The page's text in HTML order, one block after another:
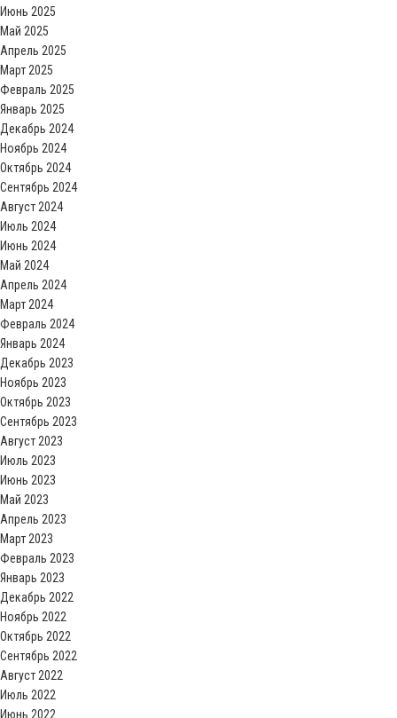
Июнь 2025
Май 2025
Апрель 2025
Март 2025
Февраль 2025
Январь 2025
Декабрь 2024
Ноябрь 2024
Октябрь 2024
Сентябрь 2024
Август 2024
Июль 2024
Июнь 2024
Май 2024
Апрель 2024
Март 2024
Февраль 2024
Январь 2024
Декабрь 2023
Ноябрь 2023
Октябрь 2023
Сентябрь 2023
Август 2023
Июль 2023
Июнь 2023
Май 2023
Апрель 2023
Март 2023
Февраль 2023
Январь 2023
Декабрь 2022
Ноябрь 2022
Октябрь 2022
Сентябрь 2022
Август 2022
Июль 2022
Июнь 2022